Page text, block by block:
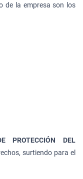
de la empresa son los
PROTECCIÓN DEL
surtiendo para el